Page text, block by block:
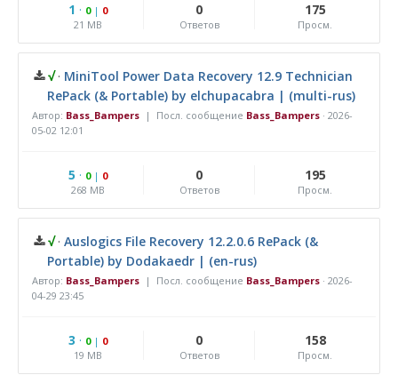
1 · 0| 0
21 MB
0
Ответов
175
Просм.
√ · MiniTool Power Data Recovery 12.9 Technician
RePack (& Portable) by elchupacabra | (multi-rus)
Автор: Bass_Bampers | Посл. сообщение Bass_Bampers · 2026-
05-02 12:01
5 · 0| 0
268 MB
0
Ответов
195
Просм.
√ · Auslogics File Recovery 12.2.0.6 RePack (&
Portable) by Dodakaedr | (en-rus)
Автор: Bass_Bampers | Посл. сообщение Bass_Bampers · 2026-
04-29 23:45
3 · 0| 0
19 MB
0
Ответов
158
Просм.